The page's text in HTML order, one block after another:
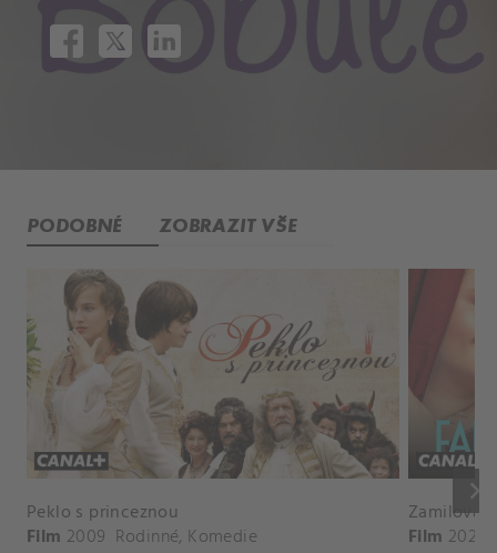
PODOBNÉ ZOBRAZIT VŠE
keyboard_arrow_right
Peklo s princeznou
Film 2009 Rodinné, Komedie
Film 2020